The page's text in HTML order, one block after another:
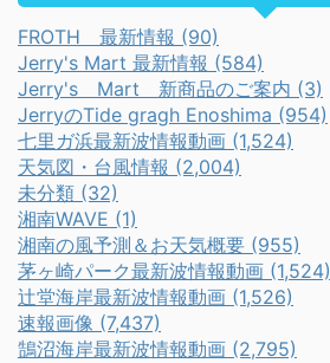
FROTH 最新情報 (90)
Jerry's Mart 最新情報 (584)
Jerry's Mart 新商品のご案内 (3)
JerryのTide gragh Enoshima (954)
七里ガ浜最新波情報動画 (1,524)
天気図・台風情報 (2,004)
未分類 (32)
湘南WAVE (1)
湘南の風予測＆お天気概要 (955)
茅ヶ崎パーク最新波情報動画 (1,524)
辻堂海岸最新波情報動画 (1,526)
速報画像 (7,437)
鵠沼海岸最新波情報動画 (2,795)